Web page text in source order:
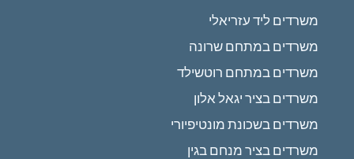
משרדים ליד עזריאלי
משרדים במתחם שרונה
משרדים במתחם רוטשילד
משרדים בציר יגאל אלון
משרדים בשכונת מונטיפיורי
משרדים בציר מנחם בגין